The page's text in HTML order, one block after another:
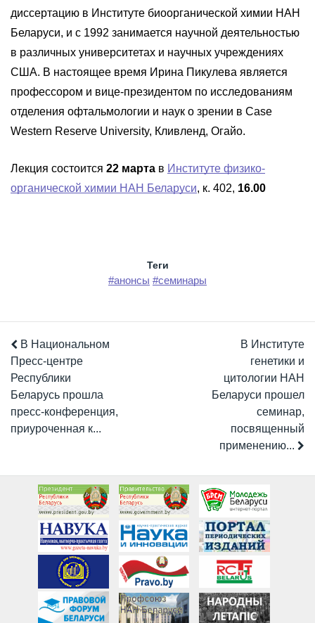
диссертацию в Институте биоорганической химии НАН
Беларуси, и с 1992 занимается научной деятельностью
в различных университетах и научных учреждениях
США. В настоящее время Ирина Пикулева является
профессором и вице-президентом по исследованиям
отделения офтальмологии и наук о зрении в Case
Western Reserve University, Кливленд, Огайо.
Лекция состоится 22 марта в Институте физико-
органической химии НАН Беларуси, к. 402, 16.00
Теги
#анонсы #семинары
В Национальном
Пресс-центре
Республики
Беларусь прошла
пресс-конференция,
приуроченная к...
В Институте
генетики и
цитологии НАН
Беларуси прошел
семинар,
посвященный
применению...